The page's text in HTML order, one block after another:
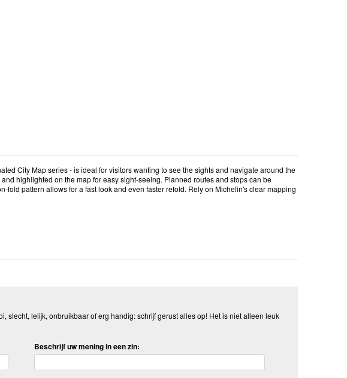
City Map series - is ideal for visitors wanting to see the sights and navigate around the
highlighted on the map for easy sight-seeing. Planned routes and stops can be
fold pattern allows for a fast look and even faster refold. Rely on Michelin's clear mapping
slecht, lelijk, onbruikbaar of erg handig: schrijf gerust alles op! Het is niet alleen leuk
Beschrijf uw mening in een zin: